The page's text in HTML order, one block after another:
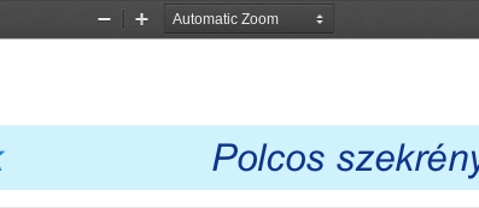
Zoom
Zoom
Polcos